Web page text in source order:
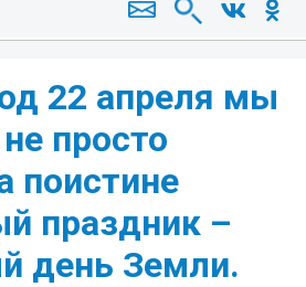
22 апреля мы
просто
поистине
праздник –
день Земли.